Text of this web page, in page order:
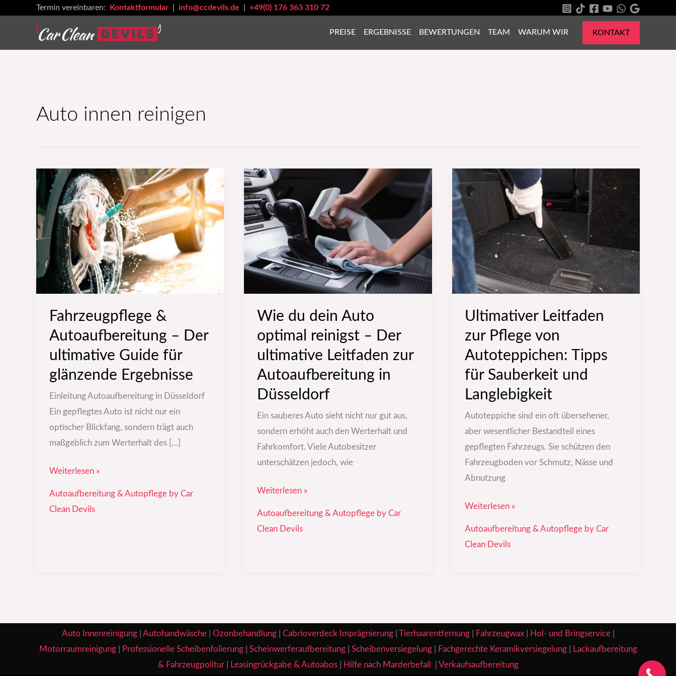
Termin vereinbaren: Kontaktformular info@ccdevils.de +49(0) 176 363 310 72
PREISE ERGEBNISSE BEWERTUNGEN TEAM WARUM WIR KONTAKT
Auto innen reinigen
Fahrzeugpflege &
Autoaufbereitung – Der
ultimative Guide für
glänzende Ergebnisse
Einleitung Autoaufbereitung in Düsseldorf
Ein gepflegtes Auto ist nicht nur ein
optischer Blickfang, sondern trägt auch
maßgeblich zum Werterhalt des […]
Fahrzeugpflege
&
Autoaufbereitung
–
Der
ultimative
Guide
für
Ergebnisse
Weiterlesen »
Autoaufbereitung & Autopflege by Car
Clean Devils
Wie du dein Auto
optimal reinigst – Der
ultimative Leitfaden zur
Autoaufbereitung in
Düsseldorf
Ein sauberes Auto sieht nicht nur gut aus,
sondern erhöht auch den Werterhalt und
Fahrkomfort. Viele Autobesitzer
unterschätzen jedoch, wie
Wie
du
dein
Auto
reinigst
–
Leitfaden
zur
Autoaufbereitung
in
Düsseldorf
Weiterlesen »
Autoaufbereitung & Autopflege by Car
Clean Devils
Ultimativer Leitfaden
zur Pflege von
Autoteppichen: Tipps
für Sauberkeit und
Langlebigkeit
Autoteppiche sind ein oft übersehener,
aber wesentlicher Bestandteil eines
gepflegten Fahrzeugs. Sie schützen den
Fahrzeugboden vor Schmutz, Nässe und
Abnutzung
Ultimativer
Leitfaden
zur
Pflege
von
Autoteppichen:
Tipps
für
und
Langlebigkeit
Weiterlesen »
Autoaufbereitung & Autopflege by Car
Clean Devils
Auto Innenreinigung| Autohandwäsche| Ozonbehandlung| Cabrioverdeck Imprägnierung| Tierhaarentfernung| Fahrzeugwax| Hol- und Bringservice|
Motorraumreinigung| Professionelle Scheibenfolierung| Scheinwerferaufbereitung| Scheibenversiegelung| Fachgerechte Keramikversiegelung|
Lackaufbereitung
& Fahrzeugpolitur| Leasingrückgabe & Autoabos| Hilfe nach Marderbefall Verkaufsaufbereitung